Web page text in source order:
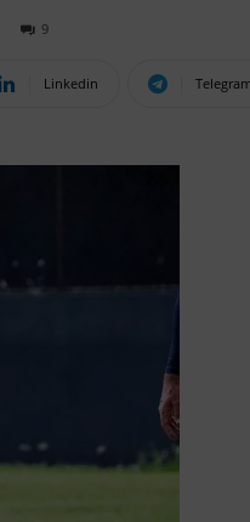
9
Linkedin